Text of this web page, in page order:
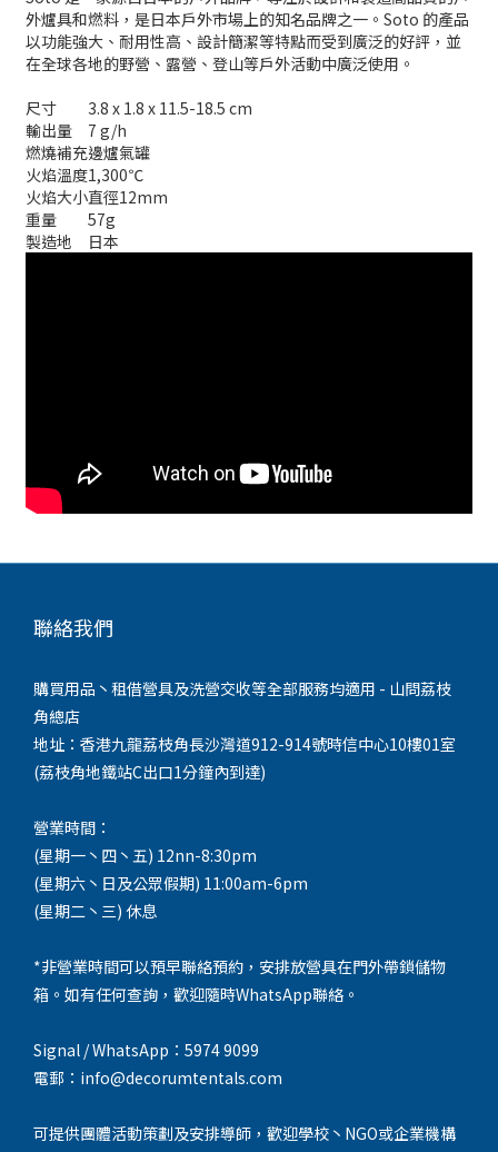
外爐具和燃料，是日本戶外市場上的知名品牌之一。Soto 的產品
以功能強大、耐用性高、設計簡潔等特點而受到廣泛的好評，並
在全球各地的野營、露營、登山等戶外活動中廣泛使用。
尺寸
3.8 x 1.8 x 11.5-18.5 cm
輸出量
7 g/h
燃燒補充邊爐氣罐
火焰溫度1,300℃
火焰大小直徑12mm
重量
57g
製造地
日本
聯絡我們
購買用品丶租借營具及洗營交收等全部服務均適用 - 山問荔枝
角總店
地址：香港九龍荔枝角長沙灣道912-914號時信中心10樓01室
(荔枝角地鐵站C出口1分鐘內到達)
營業時間：
(星期一丶四丶五) 12nn-8:30pm
(星期六丶日及公眾假期) 11:00am-6pm
(星期二丶三) 休息
*非營業時間可以預早聯絡預約，安排放營具在門外帶鎖儲物
箱。如有任何查詢，歡迎隨時WhatsApp聯絡。
Signal / WhatsApp：5974 9099
電郵：info@decorumtentals.com
可提供團體活動策劃及安排導師，歡迎學校丶NGO或企業機構